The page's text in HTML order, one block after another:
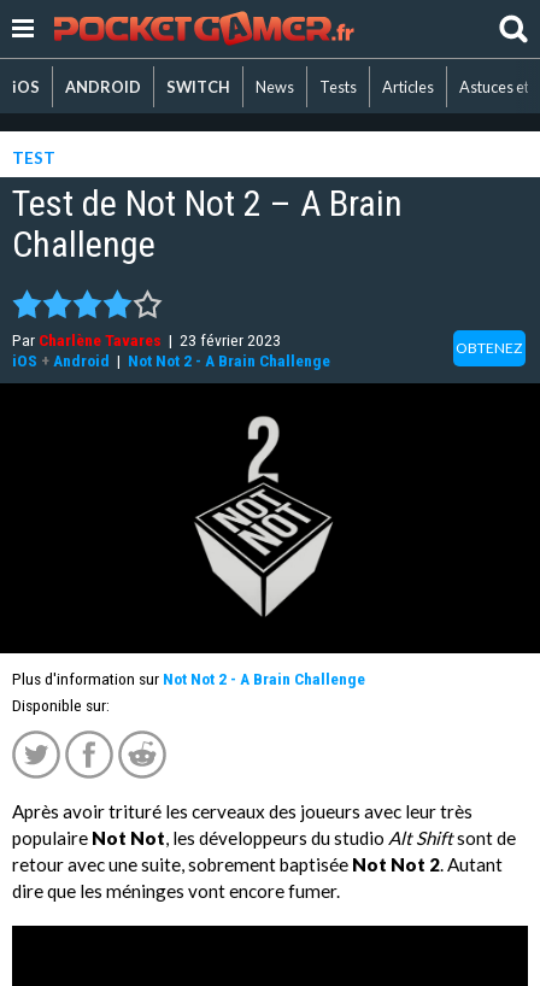
iOS ANDROID SWITCH News Tests Articles Astuces et
TEST
Test de Not Not 2 – A Brain
Challenge
Par Charlène Tavares | 23 février 2023
iOS + Android | Not Not 2 - A Brain Challenge
OBTENEZ
Plus d'information sur Not Not 2 - A Brain Challenge
Disponible sur:
Après avoir trituré les cerveaux des joueurs avec leur très
populaire Not Not, les développeurs du studio Alt Shiftsont de
retour avec une suite, sobrement baptisée Not Not 2. Autant
dire que les méninges vont encore fumer.